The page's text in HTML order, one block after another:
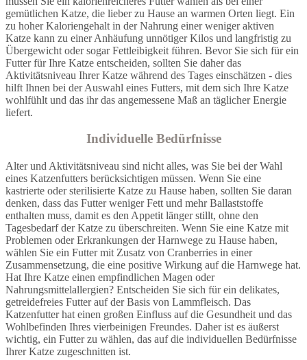
gemütlichen Katze, die lieber zu Hause an warmen Orten liegt. Ein
zu hoher Kaloriengehalt in der Nahrung einer weniger aktiven
Katze kann zu einer Anhäufung unnötiger Kilos und langfristig zu
Übergewicht oder sogar Fettleibigkeit führen. Bevor Sie sich für ein
Futter für Ihre Katze entscheiden, sollten Sie daher das
Aktivitätsniveau Ihrer Katze während des Tages einschätzen - dies
hilft Ihnen bei der Auswahl eines Futters, mit dem sich Ihre Katze
wohlfühlt und das ihr das angemessene Maß an täglicher Energie
liefert.
Individuelle Bedürfnisse
Alter und Aktivitätsniveau sind nicht alles, was Sie bei der Wahl
eines Katzenfutters berücksichtigen müssen. Wenn Sie eine
kastrierte oder sterilisierte Katze zu Hause haben, sollten Sie daran
denken, dass das Futter weniger Fett und mehr Ballaststoffe
enthalten muss, damit es den Appetit länger stillt, ohne den
Tagesbedarf der Katze zu überschreiten. Wenn Sie eine Katze mit
Problemen oder Erkrankungen der Harnwege zu Hause haben,
wählen Sie ein Futter mit Zusatz von Cranberries in einer
Zusammensetzung, die eine positive Wirkung auf die Harnwege hat.
Hat Ihre Katze einen empfindlichen Magen oder
Nahrungsmittelallergien? Entscheiden Sie sich für ein delikates,
getreidefreies Futter auf der Basis von Lammfleisch. Das
Katzenfutter hat einen großen Einfluss auf die Gesundheit und das
Wohlbefinden Ihres vierbeinigen Freundes. Daher ist es äußerst
wichtig, ein Futter zu wählen, das auf die individuellen Bedürfnisse
Ihrer Katze zugeschnitten ist.